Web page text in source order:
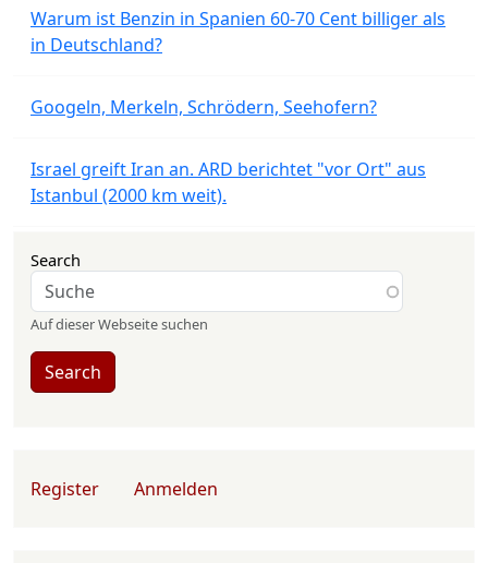
Warum ist Benzin in Spanien 60-70 Cent billiger als
in Deutschland?
Googeln, Merkeln, Schrödern, Seehofern?
Israel greift Iran an. ARD berichtet "vor Ort" aus
Istanbul (2000 km weit).
Search
Auf dieser Webseite suchen
Search
User account menu
Register Anmelden